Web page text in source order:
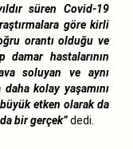
süren Covid-19
göre kirli
orantı olduğu ve
hastalarının
soluyan ve aynı
kolay yaşamını
etken olarak da
bir gerçek”dedi.